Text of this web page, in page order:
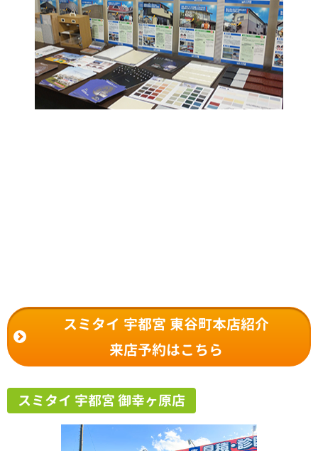
スミタイ 宇都宮 東谷町本店紹介
来店予約はこちら
スミタイ 宇都宮 御幸ヶ原店